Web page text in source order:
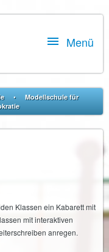
 Menü
•
Modellschule für
Klassen ein Kabarett mit
mit interaktiven
anregen.